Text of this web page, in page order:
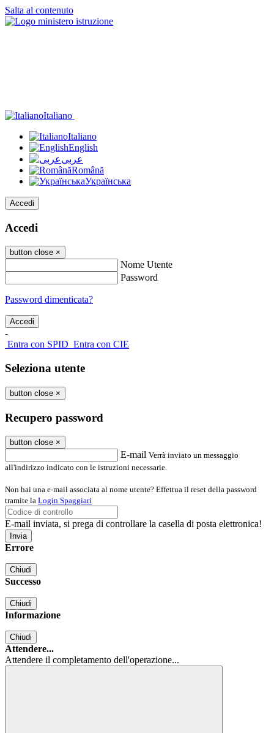
Salta al contenuto
Italiano
Italiano
English
عربى
Română
Українська
Accedi
Accedi
button close ×
Nome Utente
Password
Password dimenticata?
-
Entra con SPID Entra con CIE
Seleziona utente
button close ×
Recupero password
button close ×
E-mail Verrà inviato un messaggio
all'indirizzo indicato con le istruzioni necessarie.
Non hai una e-mail associata al nome utente? Effettua il reset della password
tramite la Login Spaggiari
E-mail inviata, si prega di controllare la casella di posta elettronica!
Errore
Chiudi
Successo
Chiudi
Informazione
Chiudi
Attendere...
Attendere il completamento dell'operazione...